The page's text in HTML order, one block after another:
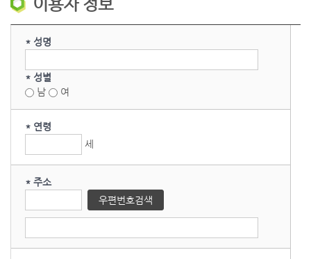
이용자 정보
* 성명
* 성별
남
여
* 연령
세
* 주소